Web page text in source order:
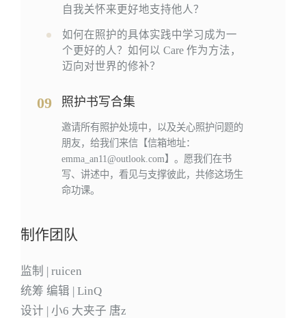
自我关怀来更好地支持他人？
如何在照护的具体实践中学习成为一
个更好的人？如何以 Care 作为方法，
迈向对世界的修补？
09 照护书写合集
邀请所有照护处境中，以及关心照护问题的
朋友，给我们来信【信箱地址：
emma_an11@outlook.com】。愿我们在书
写、讲述中，看见与支撑彼此，共修这场生
命功课。
制作团队
监制 | ruicen
统筹 编辑 | LinQ
设计 | 小6 大夹子 唐z